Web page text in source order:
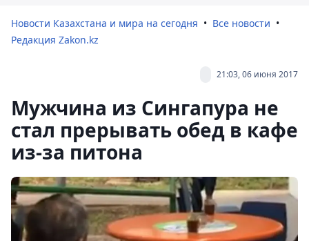
Новости Казахстана и мира на сегодня
Все новости
Редакция Zakon.kz
21:03, 06 июня 2017
Мужчина из Сингапура не
стал прерывать обед в кафе
из-за питона